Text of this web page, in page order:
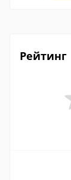
Рейтинг